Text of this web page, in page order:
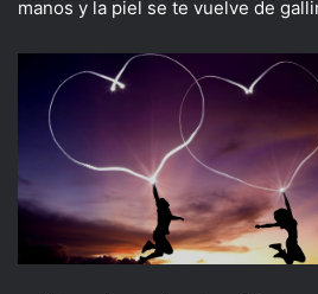
manos y la piel se te vuelve de